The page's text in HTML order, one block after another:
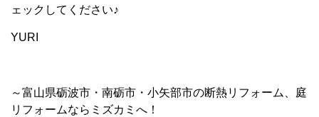
ェックしてください♪
YURI
～富山県砺波市・南砺市・小矢部市の断熱リフォーム、庭
リフォームならミズカミへ！